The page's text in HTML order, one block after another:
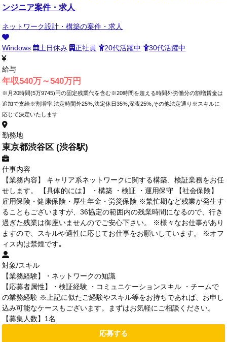
ンジニア案件・求人
ネットワーク設計・構築の案件・求人
Windows 土日休み 正社員 20代活躍中 30代活躍中
給与
年収540万～540万円
※月20時間(5万9745)円の固定残業代を含む※20時間を超える時間外労働分の割増賃金は
追加で支給※割増率:法定時間外25%,法定休日35%,深夜25%,その他法定通り※スキルに
応じて決定いたします
勤務地
東京都渋谷区 (渋谷駅)
仕事内容
【業務内容】 キャリア系ネットワークに関する構築、検証業務をお任
せします。 【具体的には】 ・構築 ・検証 ・運用保守 【社会保険】
雇用保険・健康保険・厚生年金・労災保険 ※繁忙期など残業が発生す
ることもございますが、36協定の範囲内の残業時間になるので、行き
過ぎた残業は御座いませんのでご安心下さい。 ※様々なお仕事があり
ますので、スキルや適性に応じてお仕事をお願いしています。 ※オフ
ィス内は禁煙です｡
対象/スキル
【業務経験】・ネットワークの知識
【応募者属性】・検証経験 ・コミュニケーションスキル ・チームで
の業務経験 ※上記に似たご経験やスキル等をお持ちであれば、お申し
込み可能なケースもございます。まずはお気軽にご相談ください。
【募集人数】1名
応募する